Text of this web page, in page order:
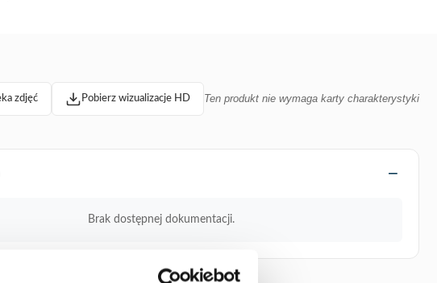
zdjęć Pobierz wizualizacje HD Ten produkt nie wymaga karty charakterystyki
Brak dostępnej dokumentacji.